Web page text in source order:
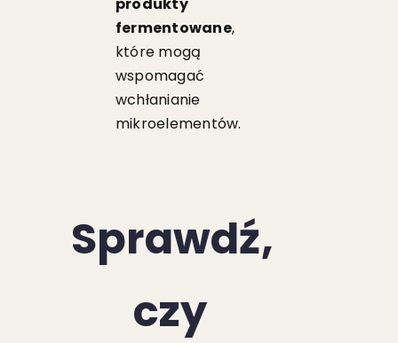
fermentowane,
które mogą
wspomagać
wchłanianie
mikroelementów.
Sprawdź,
czy